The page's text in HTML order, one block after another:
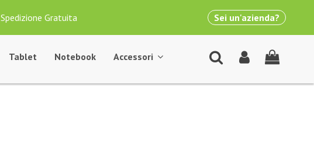
Spedizione Gratuita Sei un'azienda?
Tablet Notebook Accessori